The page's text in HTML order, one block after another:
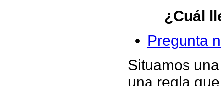
¿Cuál
Pregunta
Situamos
una regla